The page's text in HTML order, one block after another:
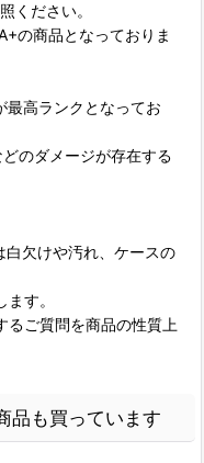
ください。
の商品となっておりま
最高ランクとなってお
のダメージが存在する
白欠けや汚れ、ケースの
す。
るご質問を商品の性質上
品も買っています